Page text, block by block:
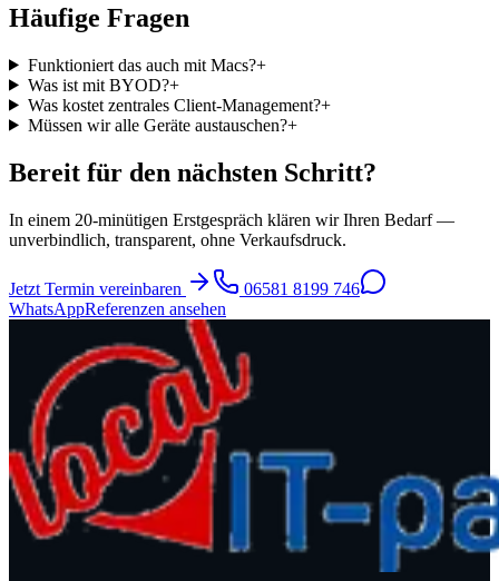
Häufige Fragen
Funktioniert das auch mit Macs?+
Was ist mit BYOD?+
Was kostet zentrales Client-Management?+
Müssen wir alle Geräte austauschen?+
Bereit für den nächsten Schritt?
In einem 20-minütigen Erstgespräch klären wir Ihren Bedarf —
unverbindlich, transparent, ohne Verkaufsdruck.
Jetzt Termin vereinbaren
06581 8199 746
WhatsAppReferenzen ansehen